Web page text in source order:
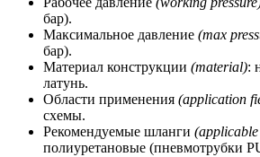
бар).
Максимальное давление (max
бар).
Материал конструкции (material):
латунь.
Области применения (application
схемы.
Рекомендуемые шланги
полиуретановые (пневмотрубки